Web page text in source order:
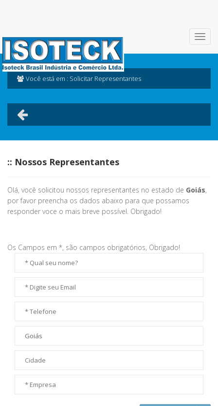
Você está em : Solicitar Representantes
:: Nossos Representantes
Olá, você solicitou nossos representantes no estado de Goiás,
por favor preencha os dados abaixo para que possamos
responder voce o mais breve possível. Obrigado!
Os Campos em *, são campos obrigatórios, Obrigado!